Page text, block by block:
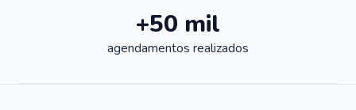
+50 mil
agendamentos realizados